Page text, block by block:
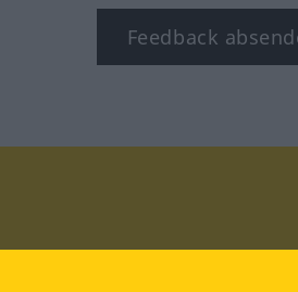
Feedback